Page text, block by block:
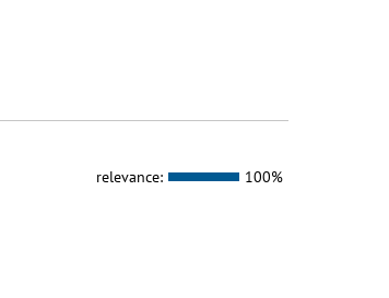
relevance: 100%